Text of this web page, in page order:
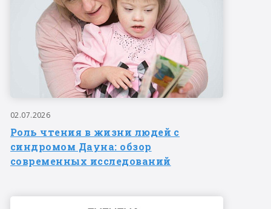
02.07.2026
Роль чтения в жизни людей с
синдромом Дауна: обзор
современных исследований